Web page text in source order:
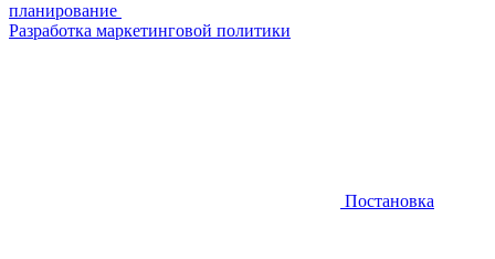
планирование
Разработка маркетинговой политики
Постановка